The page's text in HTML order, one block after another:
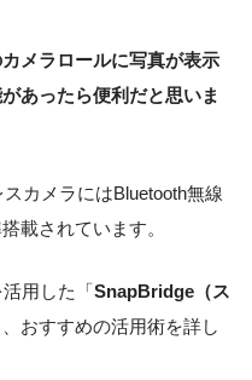
メラロールに写真が表示
あったら便利だと思いま
カメラにはBluetooth無線
載されています。
用した「SnapBridge（ス
おすすめの活用術を詳し